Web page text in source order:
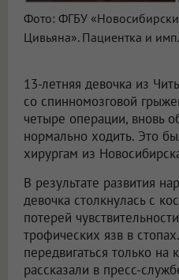
Фото: ФГБУ
Цивьяна». Пациентка и
13-летняя девочка из
со спинномозговой
четыре операции, вновь
нормально ходить. Это
хирургам из
В результате развития
девочка столкнулась с
потерей
трофических язв в
передвигаться только на
рассказали в пресс-